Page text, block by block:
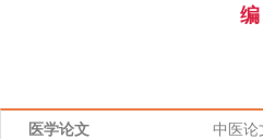
医学论文 中医论